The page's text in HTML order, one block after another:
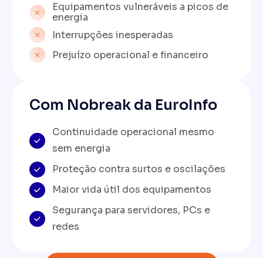
Equipamentos vulneráveis a picos de
energia
Interrupções inesperadas
Prejuízo operacional e financeiro
Com Nobreak da EuroInfo
Continuidade operacional mesmo
sem energia
Proteção contra surtos e oscilações
Maior vida útil dos equipamentos
Segurança para servidores, PCs e
redes